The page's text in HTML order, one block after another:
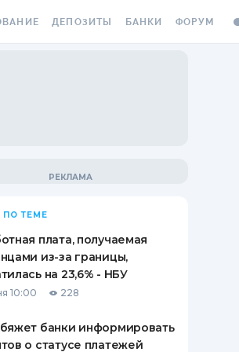
ВИНЬЕТКА
СОТРУДНИКОВ
ОТ
СЛУЧАЕВ
ДЕПОЗИТЫ
ВОПРОСЫ И ОТВЕТЫ
ПУТЕВОДИТЕЛИ ПО
СБЕРЕЖЕНИЯМ
БАНКИ ФОРУМ
ПО ТЕМЕ
плата, получаемая
из-за границы,
на 23,6% - НБУ
10:00 228
банки информировать
о статусе платежей